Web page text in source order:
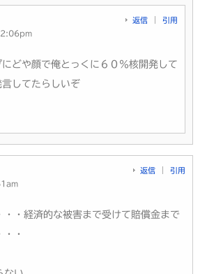
返信 引用
どや顔で俺とっくに６０％核開発して
してたらしいぞ
返信 引用
・・経済的な被害まで受けて賠償金まで
・